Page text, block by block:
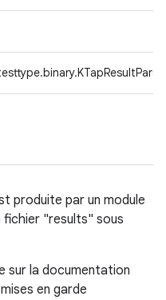
produite par un module
fichier "results" sous
sur la documentation
en garde